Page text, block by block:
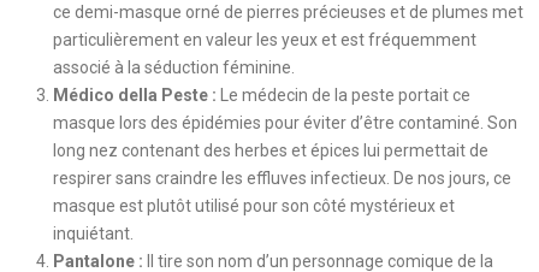
ce demi-masque orné de pierres précieuses et de plumes met
particulièrement en valeur les yeux et est fréquemment
associé à la séduction féminine.
Médico della Peste : Le médecin de la peste portait ce
masque lors des épidémies pour éviter d’être contaminé. Son
long nez contenant des herbes et épices lui permettait de
respirer sans craindre les effluves infectieux. De nos jours, ce
masque est plutôt utilisé pour son côté mystérieux et
inquiétant.
Pantalone : Il tire son nom d’un personnage comique de la